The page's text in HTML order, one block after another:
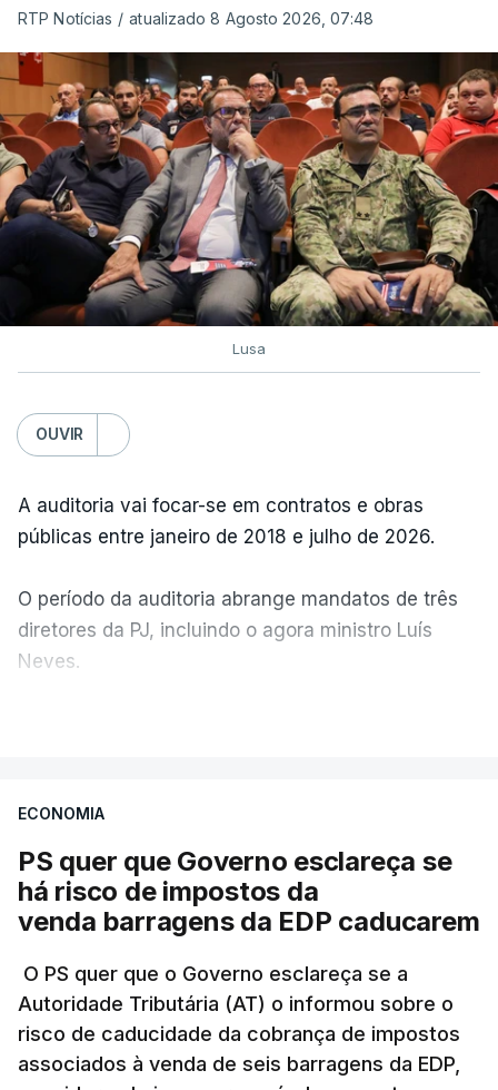
RTP Notícias / atualizado 8 Agosto 2026, 07:48
Lusa
OUVIR
A auditoria vai focar-se em contratos e obras
públicas entre janeiro de 2018 e julho de 2026.
O período da auditoria abrange mandatos de três
diretores da PJ, incluindo o agora ministro Luís
Neves.
Não há prazos fixados para a conclusão desta
avaliação à Polícia Judiciária.
Do início da polémica com a revelação de obras a
título pessoal, numa propriedade no Alentejo, feitas
pelo mesmo empreiteiro contratado 17 vezes para
obras na Polícia Judiciária (PJ) até aos últimos dias,
em que até do Governo surgiram ordens para mais
inquéritos e averiguações aos seus mandatos à
ECONOMIA
PS quer que Governo esclareça se
há risco de impostos da
venda barragens da EDP caducarem
O PS quer que o Governo esclareça se a
Autoridade Tributária (AT) o informou sobre o
risco de caducidade da cobrança de impostos
associados à venda de seis barragens da EDP,